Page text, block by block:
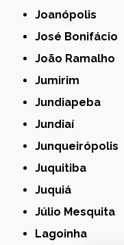
Joanópolis
José Bonifácio
João Ramalho
Jumirim
Jundiapeba
Jundiaí
Junqueirópolis
Juquitiba
Juquiá
Júlio Mesquita
Lagoinha